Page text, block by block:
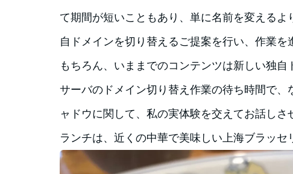
て期間が短いこともあり、単に名前を変えるよ
自ドメインを切り替えるご提案を行い、作業を
もちろん、いままでのコンテンツは新しい独
サーバのドメイン切り替え作業の待ち時間で、
ャドウに関して、私の実体験を交えてお話しさ
ランチは、近くの中華で美味しい上海ブラッセ